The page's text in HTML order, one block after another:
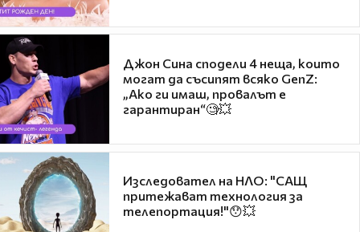
Джон Сина сподели 4 неща, които
могат да съсипят всяко GenZ:
„Ако ги имаш, провалът е
гарантиран“🧐💥
Изследовател на НЛО: "САЩ
притежават технология за
телепортация!"😯💥